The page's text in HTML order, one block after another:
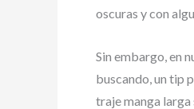
oscuras y con
Sin embargo, en
buscando, un tip
traje manga